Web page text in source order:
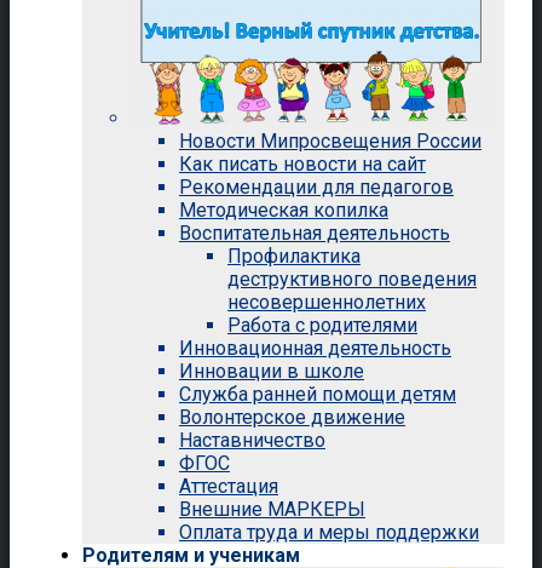
Новости Мипросвещения России
Как писать новости на сайт
Рекомендации для педагогов
Методическая копилка
Воспитательная деятельность
Профилактика
деструктивного поведения
несовершеннолетних
Работа с родителями
Инновационная деятельность
Инновации в школе
Служба ранней помощи детям
Волонтерское движение
Наставничество
ФГОС
Аттестация
Внешние МАРКЕРЫ
Оплата труда и меры поддержки
Родителям и ученикам